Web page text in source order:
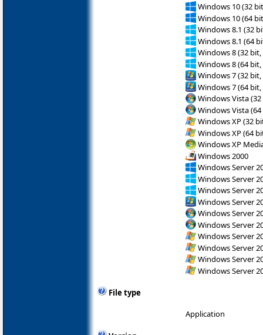
Windows 10 (32
Windows 10 (64
Windows 8.1 (32
Windows 8.1 (64
Windows 8 (32 bit,
Windows 8 (64 bit,
Windows 7 (32 bit,
Windows 7 (64 bit,
Windows Vista
Windows Vista
Windows XP (32
Windows XP (64
Windows XP
Windows 2000
Windows Server
Windows Server
Windows Server
Windows Server
Windows Server
Windows Server
Windows Server
Windows Server
Windows Server
Windows Server
File type
Application